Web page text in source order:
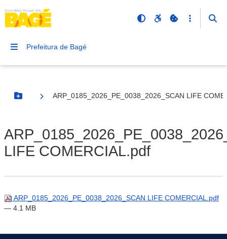
Prefeitura de Bagé
Botão Menu
ARP_0185_2026_PE_0038_2026_SCAN LIFE
LIFE COMERCIAL.pdf
ARP_0185_2026_PE_0038_2026_SCAN LIFE COMERCIAL.pdf
— 4.1 MB